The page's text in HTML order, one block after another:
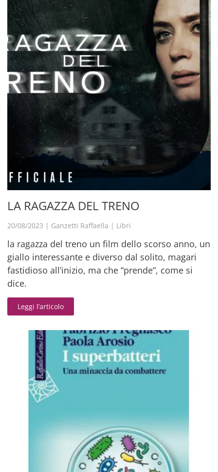
LA RAGAZZA DEL TRENO
20/08/2023 | Ganzetti Raffaella | Libri
la ragazza del treno un film dello scorso anno, un
giallo interessante e diverso dal solito, magari
fastidioso all’inizio, ma che “prende”, come si
dice.
Leggi l’articolo